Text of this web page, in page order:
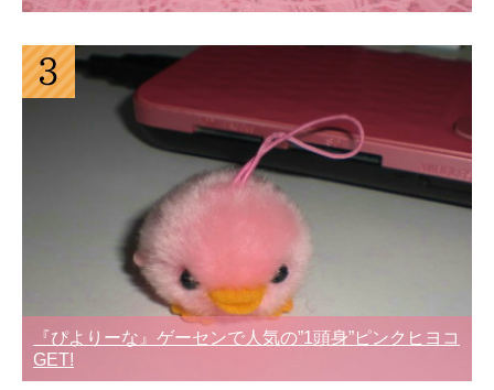
『ぴよりーな』ゲーセンで人気の”1頭身”ピンクヒヨコ
GET!